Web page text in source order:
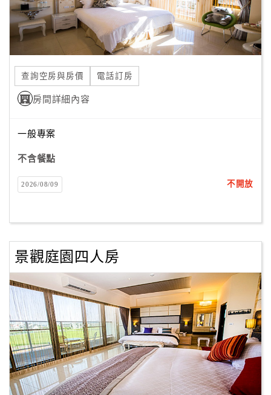
上
客
服
紅
利
查
訂
房
Q&A
旅
卡
房
請
款
收
據
查詢空房與房價 電話訂房
房間詳細內容
一般專案
不含餐點
2026/08/09 不開放
景觀庭園四人房